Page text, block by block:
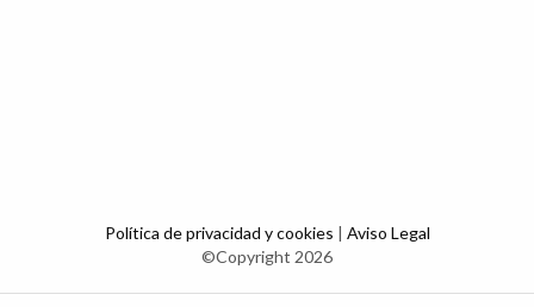
Política de privacidad y cookies | Aviso Legal
©Copyright 2026